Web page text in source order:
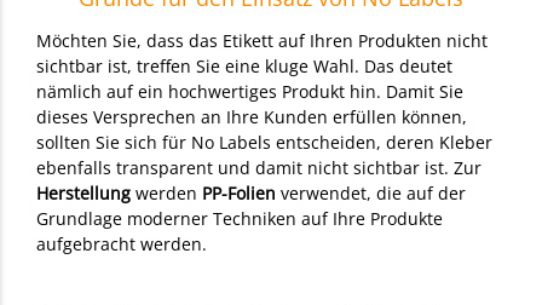
Möchten Sie, dass das Etikett auf Ihren Produkten nicht
sichtbar ist, treffen Sie eine kluge Wahl. Das deutet
nämlich auf ein hochwertiges Produkt hin. Damit Sie
dieses Versprechen an Ihre Kunden erfüllen können,
sollten Sie sich für No Labels entscheiden, deren Kleber
ebenfalls transparent und damit nicht sichtbar ist. Zur
Herstellung werden PP-Folien verwendet, die auf der
Grundlage moderner Techniken auf Ihre Produkte
aufgebracht werden.